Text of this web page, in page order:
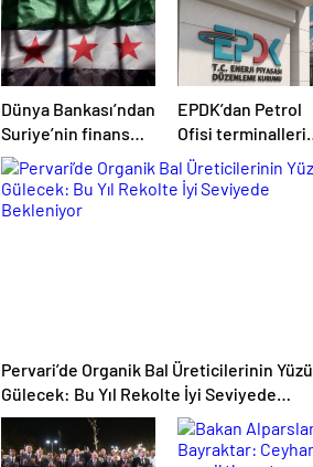
Dünya Bankası’ndan
Suriye’nin finans
sektörü için 100
milyon dolarlık hibe
EPDK’dan Petrol
Ofisi terminalleri
için yeni tarife
kararı
Pervari’de Organik Bal Üreticilerinin Yüzü
Gülecek: Bu Yıl Rekolte İyi Seviyede
Bekleniyor